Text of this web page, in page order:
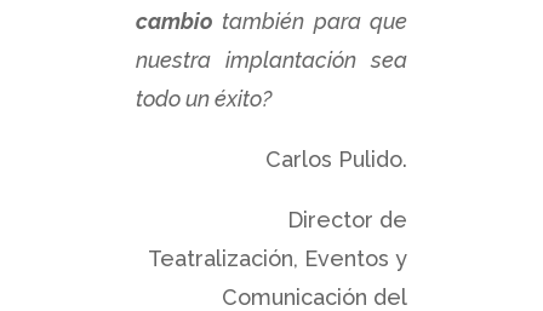
cambio también para que
nuestra implantación sea
todo un éxito?
Carlos Pulido.
Director de
Teatralización, Eventos y
Comunicación del